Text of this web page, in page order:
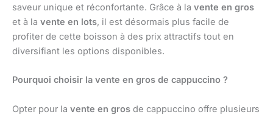
saveur unique et réconfortante. Grâce à la vente en gros
et à la vente en lots, il est désormais plus facile de
profiter de cette boisson à des prix attractifs tout en
diversifiant les options disponibles.
Pourquoi choisir la vente en gros de cappuccino ?
Opter pour la vente en gros de cappuccino offre plusieurs